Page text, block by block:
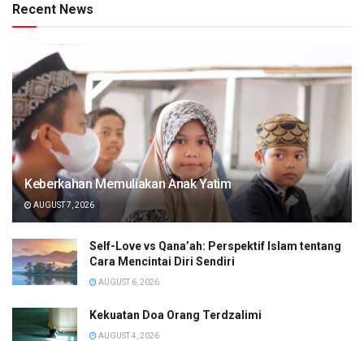
Recent News
Keberkahan Memuliakan Anak Yatim
AUGUST 7, 2026
Self-Love vs Qana’ah: Perspektif Islam tentang
Cara Mencintai Diri Sendiri
AUGUST 6, 2026
Kekuatan Doa Orang Terdzalimi
AUGUST 4, 2026